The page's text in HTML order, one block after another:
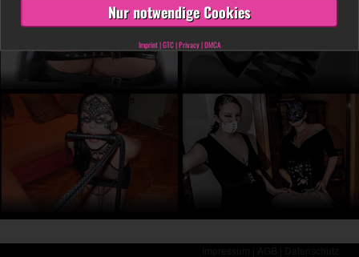
Nur notwendige Cookies
Imprint|GTC|Privacy|DMCA